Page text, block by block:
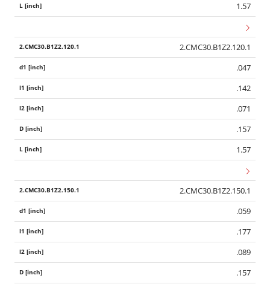
1.57
2.CMC30.B1Z2.120.1
.047
.142
.071
.157
1.57
2.CMC30.B1Z2.150.1
.059
.177
.089
.157